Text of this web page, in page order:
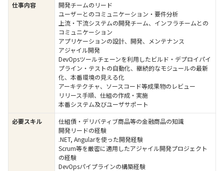
仕事内容
開発チームのリード
ユーザーとのコミュニケーション・要件分析
上流・下流システムの開発チーム、インフラチームとの
コミュニケーション
アプリケーションの設計、開発、メンテナンス
アジャイル開発
DevOpsツールチェーンを利用したビルド・デプロイパイ
プライン・テストの自動化、継続的なモジュールの最新
化、本番環境の見える化
アーキテクチャ、ソースコード等成果物のレビュー
リリース手順、仕組の作成・実施
本番システム及びユーザサポート
必要スキル
仕組債・デリバティブ商品等の金融商品の知識
開発リードの経験
.NET, Angularを使った開発経験
Scrum等を厳密に適用したアジャイル開発プロジェクト
の経験
DevOpsパイプラインの構築経験